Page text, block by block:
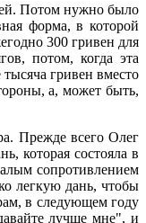
Потом нужно было
форма, в которой
300 гривен для
потом, когда эта
тысяча гривен вместо
а, может быть,
Прежде всего Олег
которая состояла в
сопротивлением
легкую дань, чтобы
в следующем году
лучше мне", и